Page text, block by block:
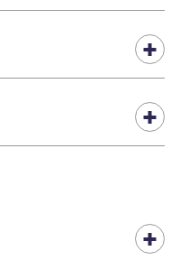
Donnerstag, Freitag,